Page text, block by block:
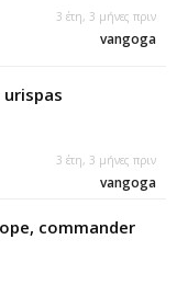
3 έτη, 3 μήνες πριν
vangoga
urispas
3 έτη, 3 μήνες πριν
vangoga
commander